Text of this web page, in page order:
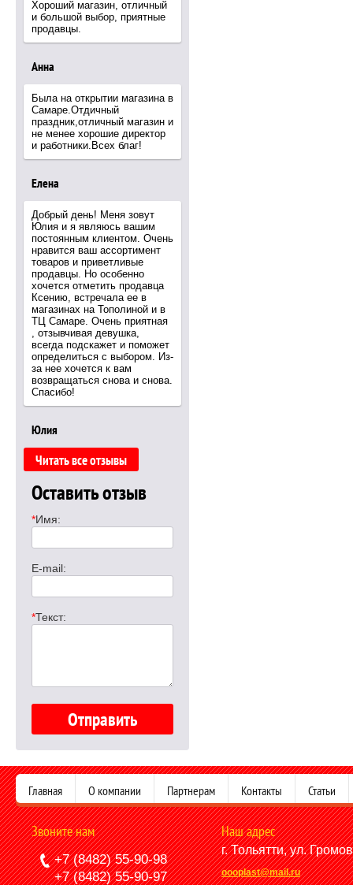
Хороший магазин, отличный
и большой выбор, приятные
продавцы.
Анна
Была на открытии магазина в
Самаре.Отдичный
праздник,отличный магазин и
не менее хорошие директор
и работники.Всех благ!
Елена
Добрый день! Меня зовут
Юлия и я являюсь вашим
постоянным клиентом. Очень
нравится ваш ассортимент
товаров и приветливые
продавцы. Но особенно
хочется отметить продавца
Ксению, встречала ее в
магазинах на Тополиной и в
ТЦ Самаре. Очень приятная
, отзывчивая девушка,
всегда подскажет и поможет
определиться с выбором. Из-
за нее хочется к вам
возвращаться снова и снова.
Спасибо!
Юлия
Читать все отзывы
Оставить отзыв
*Имя:
E-mail:
*Текст:
Главная О компании Партнерам Контакты Статьи
Звоните нам
+7 (8482) 55-90-98
+7 (8482) 55-90-97
Наш адрес
г. Тольятти, ул.
oooplast@mail.ru